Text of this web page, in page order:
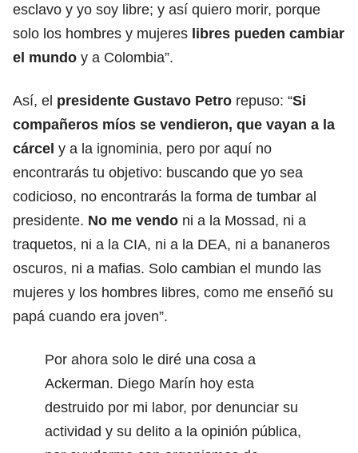
esclavo y yo soy libre; y así quiero morir, porque
solo los hombres y mujeres libres pueden cambiar
el mundo y a Colombia”.
Así, el presidente Gustavo Petro repuso: “Si
compañeros míos se vendieron, que vayan a la
cárcel y a la ignominia, pero por aquí no
encontrarás tu objetivo: buscando que yo sea
codicioso, no encontrarás la forma de tumbar al
presidente. No me vendo ni a la Mossad, ni a
traquetos, ni a la CIA, ni a la DEA, ni a bananeros
oscuros, ni a mafias. Solo cambian el mundo las
mujeres y los hombres libres, como me enseñó su
papá cuando era joven”.
Por ahora solo le diré una cosa a
Ackerman. Diego Marín hoy esta
destruido por mi labor, por denunciar su
actividad y su delito a la opinión pública,